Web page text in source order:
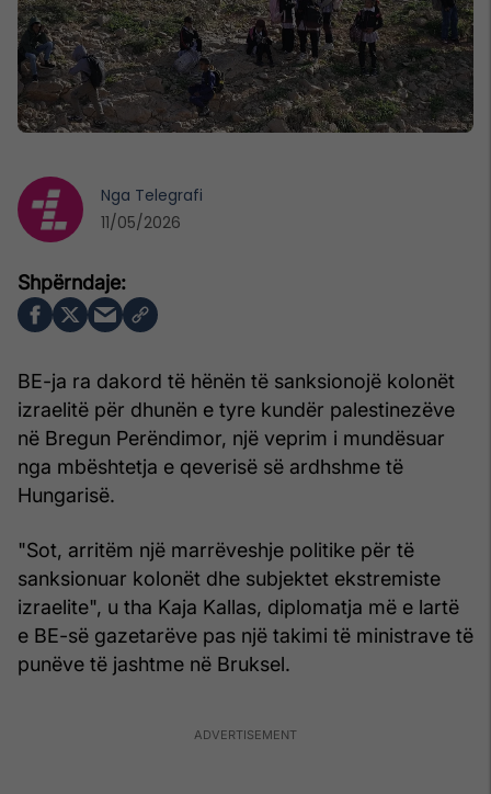
BE-ja ra dakord të hënën të sanksionojë kolonët
izraelitë për dhunën e tyre kundër palestinezëve
në Bregun Perëndimor, një veprim i mundësuar
nga mbështetja e qeverisë së ardhshme të
Hungarisë.
"Sot, arritëm një marrëveshje politike për të
sanksionuar kolonët dhe subjektet ekstremiste
izraelite", u tha Kaja Kallas, diplomatja më e lartë
e BE-së gazetarëve pas një takimi të ministrave të
punëve të jashtme në Bruksel.
Nga Telegrafi
11/05/2026